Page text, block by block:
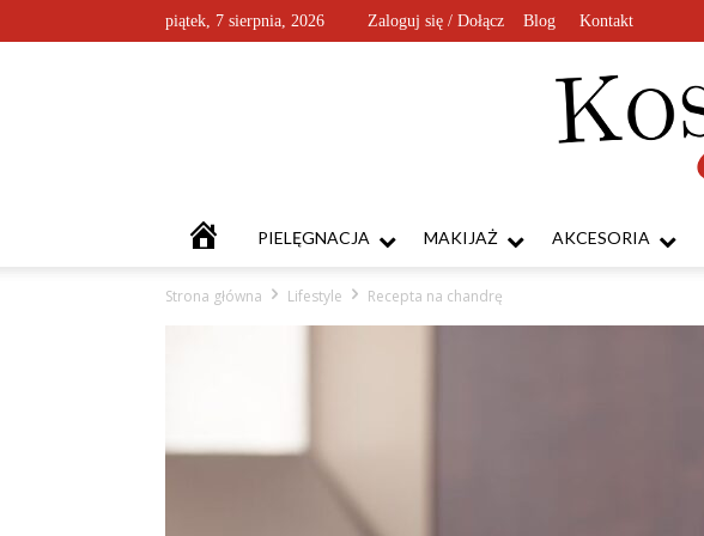
piątek, 7 sierpnia, 2026 Zaloguj się / Dołącz Blog Kontakt
KOSMETYKOFANKI
PIELĘGNACJA MAKIJAŻ AKCESORIA
Strona główna Lifestyle Recepta na chandrę